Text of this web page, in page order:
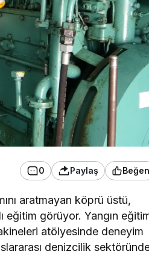
0 Paylaş Beğen
aratmayan köprü üstü,
görüyor. Yangın
atölyesinde deneyim
denizcilik